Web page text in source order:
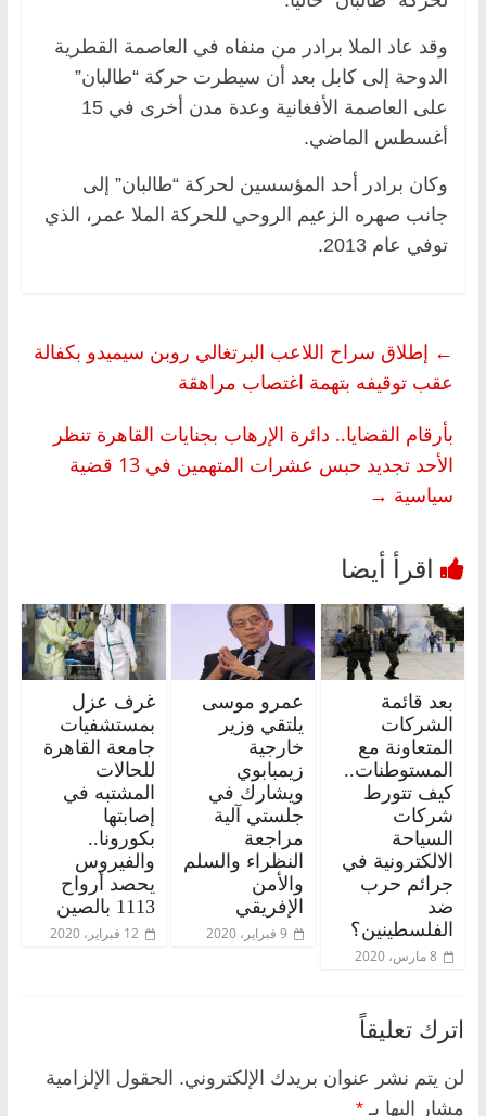
وقد عاد الملا برادر من منفاه في العاصمة القطرية
الدوحة إلى كابل بعد أن سيطرت حركة “طالبان”
على العاصمة الأفغانية وعدة مدن أخرى في 15
أغسطس الماضي.
وكان برادر أحد المؤسسين لحركة “طالبان” إلى
جانب صهره الزعيم الروحي للحركة الملا عمر، الذي
توفي عام 2013.
← إطلاق سراح اللاعب البرتغالي روبن سيميدو بكفالة
عقب توقيفه بتهمة اغتصاب مراهقة
بأرقام القضايا.. دائرة الإرهاب بجنايات القاهرة تنظر
الأحد تجديد حبس عشرات المتهمين في 13 قضية
سياسية →
بعد قائمة
الشركات
المتعاونة مع
المستوطنات..
كيف تتورط
شركات
السياحة
الالكترونية في
جرائم حرب
ضد
الفلسطينين؟
8 مارس، 2020
عمرو موسى
يلتقي وزير
خارجية
زيمبابوي
ويشارك في
جلستي آلية
مراجعة
النظراء والسلم
والأمن
الإفريقي
9 فبراير، 2020
غرف عزل
بمستشفيات
جامعة القاهرة
للحالات
المشتبه في
إصابتها
بكورونا..
والفيروس
يحصد أرواح
1113 بالصين
12 فبراير، 2020
اترك تعليقاً
لن يتم نشر عنوان بريدك الإلكتروني. الحقول الإلزامية
مشار إليها بـ *